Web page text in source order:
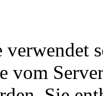
verwendet
vom